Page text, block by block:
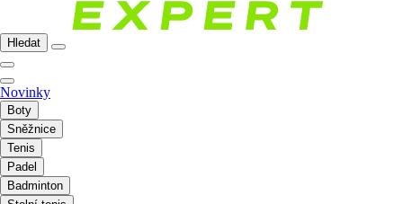
Hledat
Novinky
Boty
Sněžnice
Tenis
Padel
Badminton